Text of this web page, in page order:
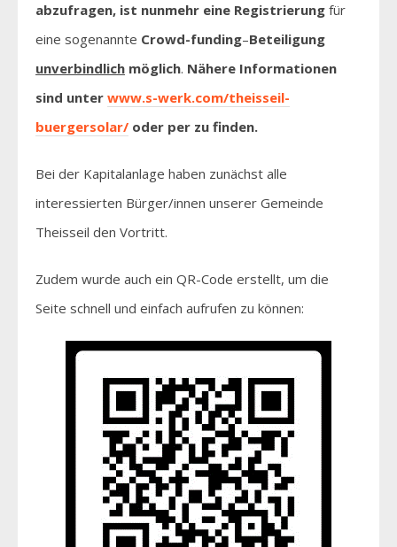
abzufragen, ist nunmehr eine Registrierung für
eine sogenannte Crowd-funding–Beteiligung
unverbindlich möglich. Nähere Informationen
sind unter www.s-werk.com/theisseil-
buergersolar/ oder per zu finden.
Bei der Kapitalanlage haben zunächst alle
interessierten Bürger/innen unserer Gemeinde
Theisseil den Vortritt.
Zudem wurde auch ein QR-Code erstellt, um die
Seite schnell und einfach aufrufen zu können: